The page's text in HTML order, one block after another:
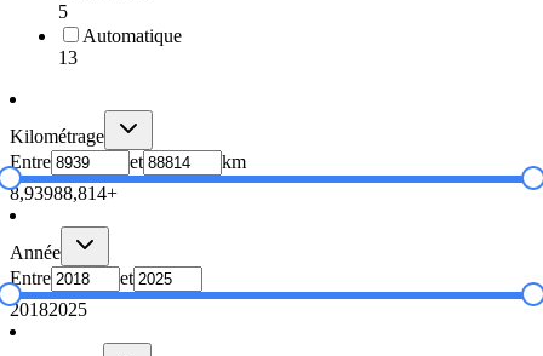
5
Automatique
13
Kilométrage
Entre
et
km
8,93988,814+
Année
Entre
et
20182025